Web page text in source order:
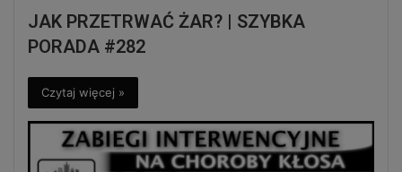
JAK PRZETRWAĆ ŻAR? | SZYBKA
PORADA #282
Czytaj więcej »